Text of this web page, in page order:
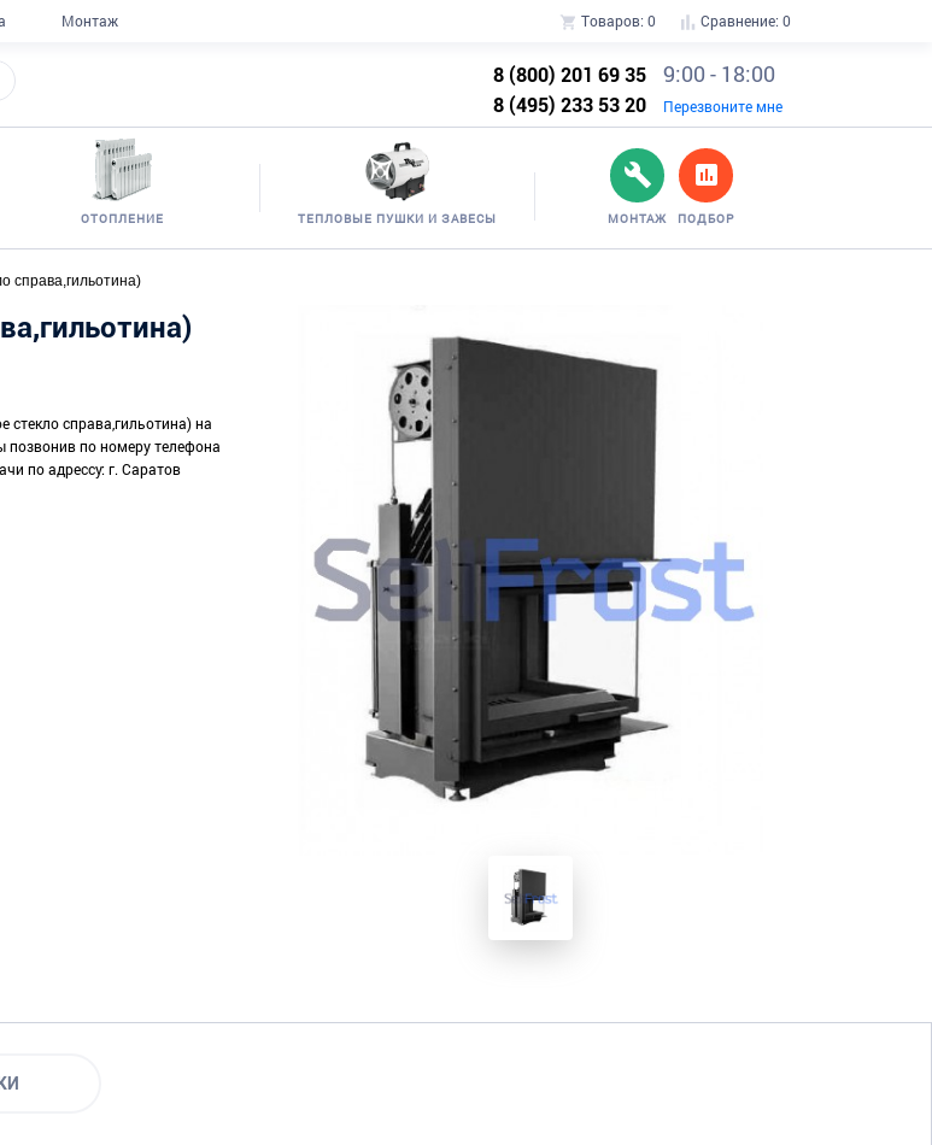
Монтаж Товаров: 0 Сравнение: 0
8 (800) 201 69 35
8 (495) 233 53 20
9:00 - 18:00
Перезвоните мне
ОТОПЛЕНИЕ ТЕПЛОВЫЕ ПУШКИ И ЗАВЕСЫ МОНТАЖ ПОДБОР
справа,гильотина)
стекло справа,гильотина) на
позвонив по номеру телефона
по адрессу: г. Саратов